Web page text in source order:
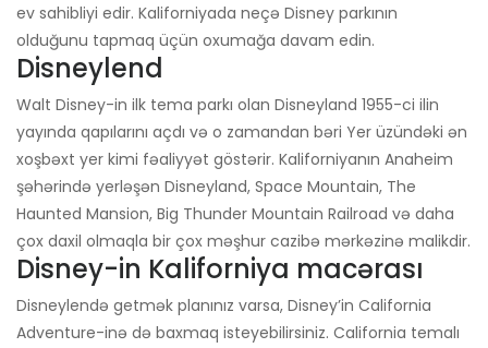
ev sahibliyi edir. Kaliforniyada neçə Disney parkının
olduğunu tapmaq üçün oxumağa davam edin.
Disneylend
Walt Disney-in ilk tema parkı olan Disneyland 1955-ci ilin
yayında qapılarını açdı və o zamandan bəri Yer üzündəki ən
xoşbəxt yer kimi fəaliyyət göstərir. Kaliforniyanın Anaheim
şəhərində yerləşən Disneyland, Space Mountain, The
Haunted Mansion, Big Thunder Mountain Railroad və daha
çox daxil olmaqla bir çox məşhur cazibə mərkəzinə malikdir.
Disney-in Kaliforniya macərası
Disneylendə getmək planınız varsa, Disney’in California
Adventure-inə də baxmaq isteyebilirsiniz. California temalı